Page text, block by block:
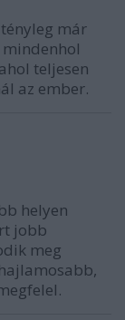
már
teljesen
az ember.
helyen
jobb
meg